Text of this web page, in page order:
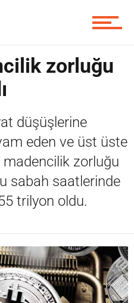
zorluğu
düşüşlerine
eden ve üst üste
madencilik zorluğu
sabah saatlerinde
trilyon oldu.